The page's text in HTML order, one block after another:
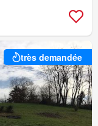
très demandée